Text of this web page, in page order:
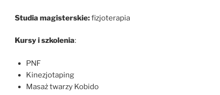
Studia magisterskie:fizjoterapia
Kursy i szkolenia:
PNF
Kinezjotaping
Masaż twarzy Kobido